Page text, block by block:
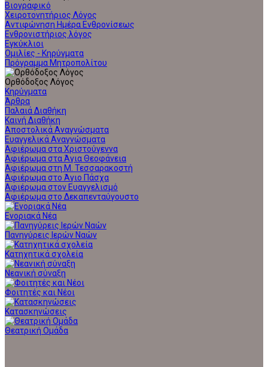
Βιογραφικό
Χειροτονητήριος Λόγος
Αντιφώνηση Ημέρα Ενθρονίσεως
Ενθρονιστήριος λόγος
Εγκύκλιοι
Ομιλίες - Κηρύγματα
Πρόγραμμα Μητροπολίτου
Ορθόδοξος Λόγος
Κηρύγματα
Άρθρα
Παλαιά Διαθήκη
Καινή Διαθήκη
Αποστολικά Αναγνώσματα
Ευαγγελικά Αναγνώσματα
Αφιέρωμα στα Χριστούγεννα
Αφιέρωμα στα Άγια Θεοφάνεια
Αφιέρωμα στη Μ. Τεσσαρακοστή
Αφιέρωμα στο Άγιο Πάσχα
Αφιέρωμα στον Ευαγγελισμό
Αφιέρωμα στο Δεκαπενταύγουστο
Ενοριακά Νέα
Πανηγύρεις Ιερών Ναών
Κατηχητικά σχολεία
Νεανική σύναξη
Φοιτητές και Νέοι
Κατασκηνώσεις
Θεατρική Ομάδα